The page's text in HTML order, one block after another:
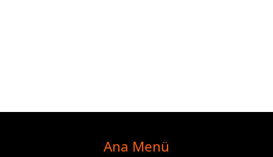
Ana Menü